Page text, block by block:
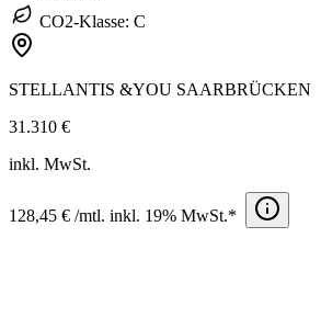
CO2-Klasse: C
STELLANTIS &YOU SAARBRÜCKEN
31.310 €
inkl. MwSt.
128,45 € /mtl. inkl. 19% MwSt.*